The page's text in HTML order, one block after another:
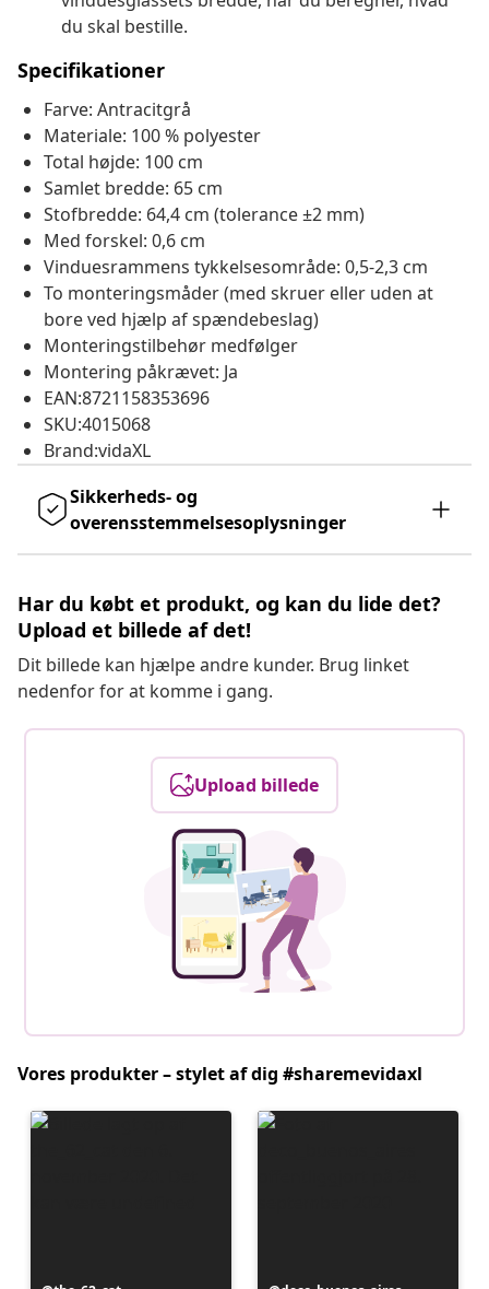
du skal bestille.
Specifikationer
Farve: Antracitgrå
Materiale: 100 % polyester
Total højde: 100 cm
Samlet bredde: 65 cm
Stofbredde: 64,4 cm (tolerance ±2 mm)
Med forskel: 0,6 cm
Vinduesrammens tykkelsesområde: 0,5-2,3 cm
To monteringsmåder (med skruer eller uden at
bore ved hjælp af spændebeslag)
Monteringstilbehør medfølger
Montering påkrævet: Ja
EAN:8721158353696
SKU:4015068
Brand:vidaXL
Sikkerheds- og
overensstemmelsesoplysninger
Har du købt et produkt, og kan du lide det?
Upload et billede af det!
Dit billede kan hjælpe andre kunder. Brug linket
nedenfor for at komme i gang.
Upload billede
Vores produkter – stylet af dig #sharemevidaxl